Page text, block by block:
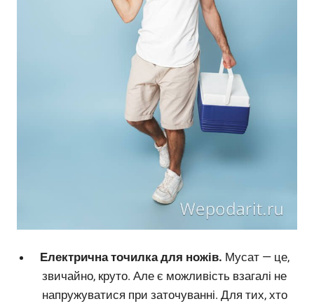
Електрична точилка для ножів. Мусат — це,
звичайно, круто. Але є можливість взагалі не
напружуватися при заточуванні. Для тих, хто